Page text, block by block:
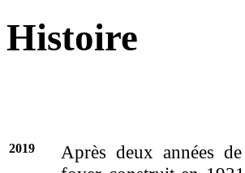
Histoire
2019
Après deux années